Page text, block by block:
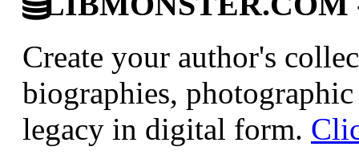
Create your author's
biographies,
legacy in digital form.